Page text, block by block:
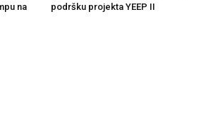
na
podršku projekta YEEP II